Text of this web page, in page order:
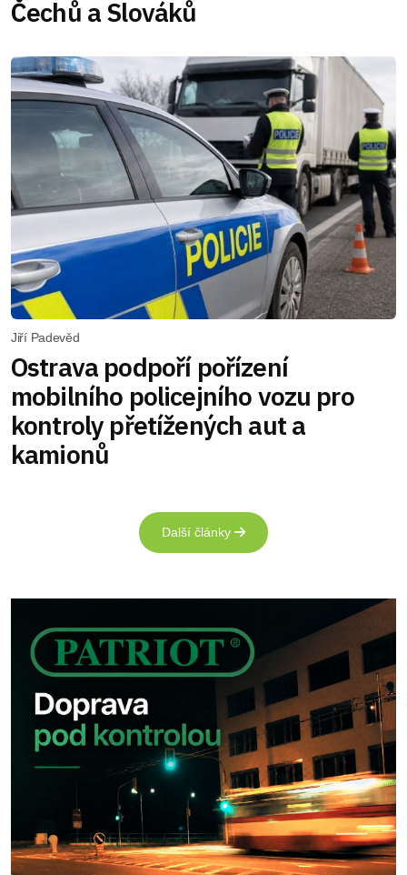
Čechů a Slováků
Jiří Padevěd
Ostrava podpoří pořízení
mobilního policejního vozu pro
kontroly přetížených aut a
kamionů
Další články